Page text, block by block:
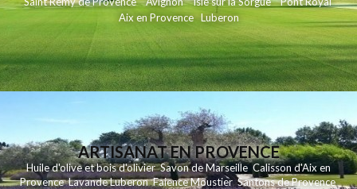
Aix en Provence Luberon
ARTISANAT EN PROVENCE
Huile d'olive et bois d'olivier Savon de Marseille Calisson d'Aix en
Provence LavandeLuberonFaience Moustier Santons de Provence